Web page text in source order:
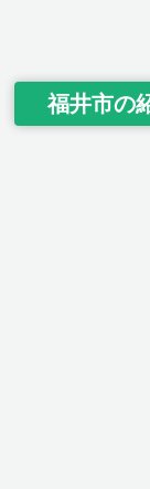
福井市の